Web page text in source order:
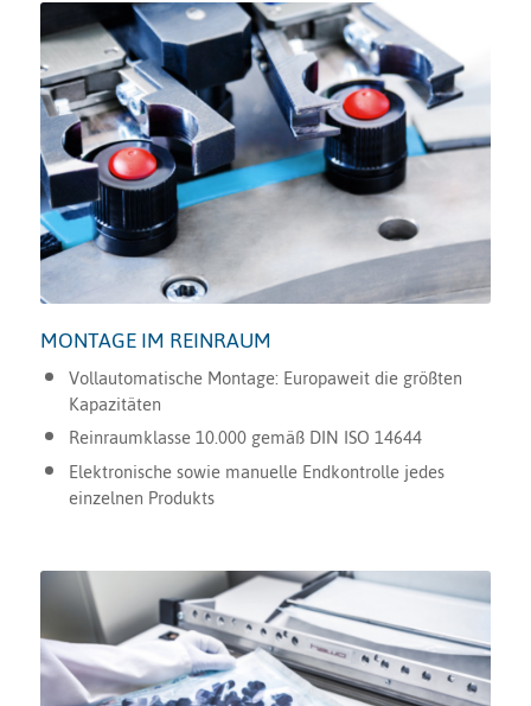
MONTAGE IM REINRAUM
Vollautomatische Montage: Europaweit die größten
Kapazitäten
Reinraumklasse 10.000 gemäß DIN ISO 14644
Elektronische sowie manuelle Endkontrolle jedes
einzelnen Produkts